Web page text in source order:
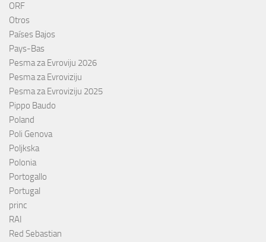
ORF
Otros
Países Bajos
Pays-Bas
Pesma za Evroviju 2026
Pesma za Evroviziju
Pesma za Evroviziju 2025
Pippo Baudo
Poland
Poli Genova
Poljkska
Polonia
Portogallo
Portugal
princ
RAI
Red Sebastian